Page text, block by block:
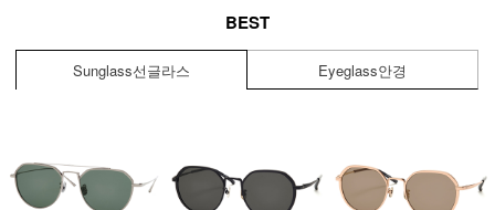
BEST
Sunglass선글라스 Eyeglass안경